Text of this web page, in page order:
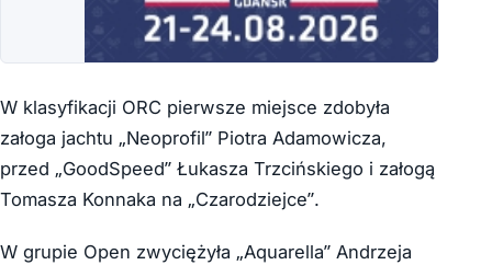
W klasyfikacji ORC pierwsze miejsce zdobyła
załoga jachtu „Neoprofil” Piotra Adamowicza,
przed „GoodSpeed” Łukasza Trzcińskiego i załogą
Tomasza Konnaka na „Czarodziejce”.
W grupie Open zwyciężyła „Aquarella” Andrzeja